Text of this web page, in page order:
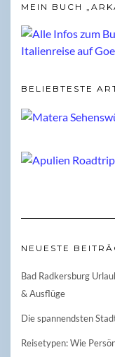
MEIN BUCH
BELIEBTESTE
NEUESTE
Bad Radkersburg
& Ausflüge
Die spannendsten
Reisetypen: Wie